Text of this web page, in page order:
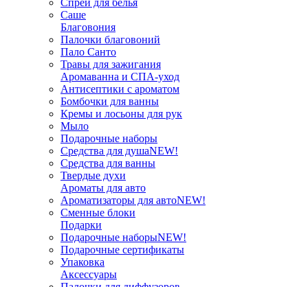
Спреи для белья
Саше
Благовония
Палочки благовоний
Пало Санто
Травы для зажигания
Аромаванна и СПА-уход
Антисептики с ароматом
Бомбочки для ванны
Кремы и лосьоны для рук
Мыло
Подарочные наборы
Средства для душаNEW!
Средства для ванны
Твердые духи
Ароматы для авто
Ароматизаторы для автоNEW!
Сменные блоки
Подарки
Подарочные наборыNEW!
Подарочные сертификаты
Упаковка
Аксессуары